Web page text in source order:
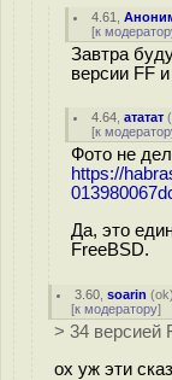
4.61 ,
[к
Завтра
версии FF
4.64 ,ататат (
[к
Фото не
https://
Да, это
FreeBSD.
3.60 ,soarin (ok
[к модератору]
> 34 версией
ох уж эти